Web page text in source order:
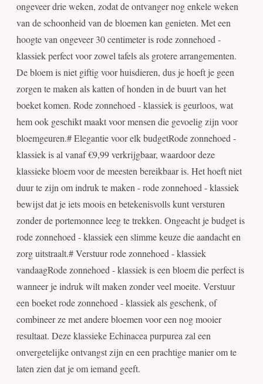
ongeveer drie weken, zodat de ontvanger nog enkele weken
van de schoonheid van de bloemen kan genieten. Met een
hoogte van ongeveer 30 centimeter is rode zonnehoed -
klassiek perfect voor zowel tafels als grotere arrangementen.
De bloem is niet giftig voor huisdieren, dus je hoeft je geen
zorgen te maken als katten of honden in de buurt van het
boeket komen. Rode zonnehoed - klassiek is geurloos, wat
hem ook geschikt maakt voor mensen die gevoelig zijn voor
bloemgeuren.# Elegantie voor elk budgetRode zonnehoed -
klassiek is al vanaf €9,99 verkrijgbaar, waardoor deze
klassieke bloem voor de meesten bereikbaar is. Het hoeft niet
duur te zijn om indruk te maken - rode zonnehoed - klassiek
bewijst dat je iets moois en betekenisvolls kunt versturen
zonder de portemonnee leeg te trekken. Ongeacht je budget is
rode zonnehoed - klassiek een slimme keuze die aandacht en
zorg uitstraalt.# Verstuur rode zonnehoed - klassiek
vandaagRode zonnehoed - klassiek is een bloem die perfect is
wanneer je indruk wilt maken zonder veel moeite. Verstuur
een boeket rode zonnehoed - klassiek als geschenk, of
combineer ze met andere bloemen voor een nog mooier
resultaat. Deze klassieke Echinacea purpurea zal een
onvergetelijke ontvangst zijn en een prachtige manier om te
laten zien dat je om iemand geeft.